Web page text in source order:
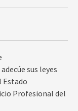
sus leyes
Estado
Profesional del